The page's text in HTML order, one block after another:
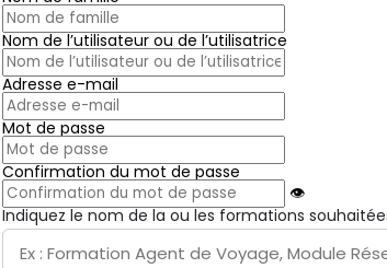
Nom de l’utilisateur ou de l’utilisatrice
Adresse e-mail
Mot de passe
Confirmation du mot de passe
👁
Indiquez le nom de la ou les formations